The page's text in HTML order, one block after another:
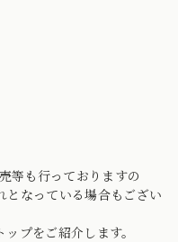
等も行っておりますの
となっている場合もござい
プをご紹介します。